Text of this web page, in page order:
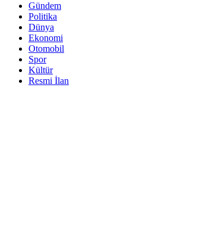
Gündem
Politika
Dünya
Ekonomi
Otomobil
Spor
Kültür
Resmi İlan